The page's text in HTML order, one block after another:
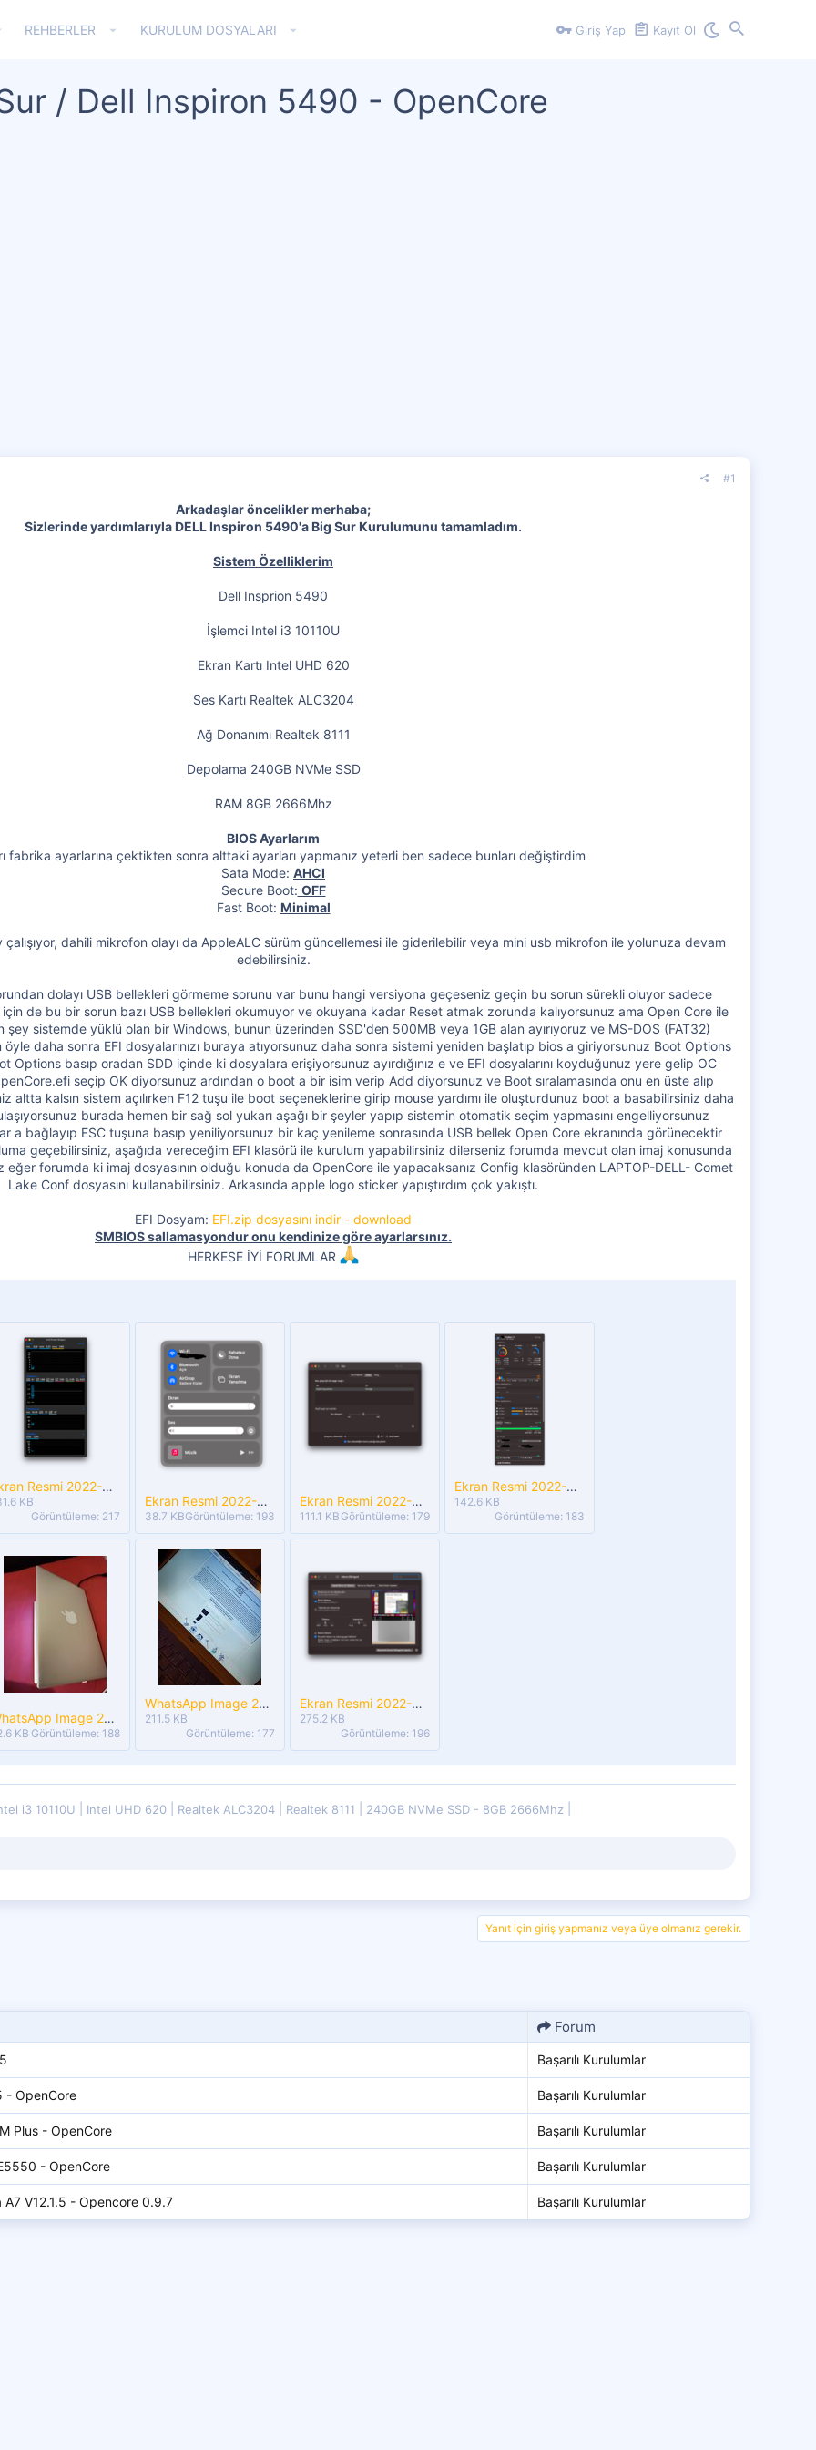
REHBERLER KURULUM DOSYALARI Giriş Yap Kayıt Ol
/ Dell Inspiron 5490 - OpenCore
#1
Arkadaşlar öncelikler merhaba;
Sizlerinde yardımlarıyla DELL Inspiron 5490'a Big Sur Kurulumunu tamamladım.
Sistem Özelliklerim
Dell Insprion 5490
İşlemci Intel i3 10110U
Ekran Kartı Intel UHD 620
Ses Kartı Realtek ALC3204
Ağ Donanımı Realtek 8111
Depolama 240GB NVMe SSD
RAM 8GB 2666Mhz
BIOS Ayarlarım
fabrika ayarlarına çektikten sonra alttaki ayarları yapmanız yeterli ben sadece bunları değiştirdim
Sata Mode: AHCI
Secure Boot: OFF
Fast Boot: Minimal
çalışıyor, dahili mikrofon olayı da AppleALC sürüm güncellemesi ile giderilebilir veya mini usb mikrofon ile yolunuza devam
edebilirsiniz.
dolayı USB bellekleri görmeme sorunu var bunu hangi versiyona geçeseniz geçin bu sorun sürekli oluyor sadece
de bu bir sorun bazı USB bellekleri okumuyor ve okuyana kadar Reset atmak zorunda kalıyorsunuz ama Open Core ile
şey sistemde yüklü olan bir Windows, bunun üzerinden SSD'den 500MB veya 1GB alan ayırıyoruz ve MS-DOS (FAT32)
daha sonra EFI dosyalarınızı buraya atıyorsunuz daha sonra sistemi yeniden başlatıp bios a giriyorsunuz Boot Options
Options basıp oradan SDD içinde ki dosyalara erişiyorsunuz ayırdığınız e ve EFI dosyalarını koyduğunuz yere gelip OC
seçip OK diyorsunuz ardından o boot a bir isim verip Add diyorsunuz ve Boot sıralamasında onu en üste alıp
altta kalsın sistem açılırken F12 tuşu ile boot seçeneklerine girip mouse yardımı ile oluşturdunuz boot a basabilirsiniz daha
burada hemen bir sağ sol yukarı aşağı bir şeyler yapıp sistemin otomatik seçim yapmasını engelliyorsunuz
a bağlayıp ESC tuşuna basıp yeniliyorsunuz bir kaç yenileme sonrasında USB bellek Open Core ekranında görünecektir
geçebilirsiniz, aşağıda vereceğim EFI klasörü ile kurulum yapabilirsiniz dilerseniz forumda mevcut olan imaj konusunda
forumda ki imaj dosyasının olduğu konuda da OpenCore ile yapacaksanız Config klasöründen LAPTOP-DELL- Comet
Lake Conf dosyasını kullanabilirsiniz. Arkasında apple logo sticker yapıştırdım çok yakıştı.
EFI Dosyam: EFI.zip dosyasını indir - download
SMBIOS sallamasyondur onu kendinize göre ayarlarsınız.
HERKESE İYİ FORUMLAR
Ekran Resmi 2022-08-11 21.12.26.png
KB
Görüntüleme: 217
Ekran Resmi 2022-08-11 21.14.28.png
38.7 KBGörüntüleme: 193
Ekran Resmi 2022-08-11 21.13.53.png
111.1 KB Görüntüleme: 179
Ekran Resmi 2022-08-11 21.12.43.png
142.6 KB
Görüntüleme: 183
WhatsApp Image 2022-08-11 at 21.37.24 (1).jpeg
KB Görüntüleme: 188
WhatsApp Image 2022-08-11 at 21.37.24.jpeg
211.5 KB
Görüntüleme: 177
Ekran Resmi 2022-08-11 21.38.01.png
275.2 KB
Görüntüleme: 196
i3 10110U Intel UHD 620 Realtek ALC3204 Realtek 8111 240GB NVMe SSD - 8GB 2666Mhz
Yanıt için giriş yapmanız veya üye olmanız gerekir.
Forum
Başarılı Kurulumlar
- OpenCore Başarılı Kurulumlar
Plus - OpenCore Başarılı Kurulumlar
- OpenCore Başarılı Kurulumlar
A7 V12.1.5 - Opencore 0.9.7 Başarılı Kurulumlar